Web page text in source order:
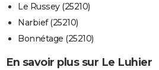
Le Russey (25210)
Narbief (25210)
Bonnétage (25210)
En savoir plus sur Le Luhier